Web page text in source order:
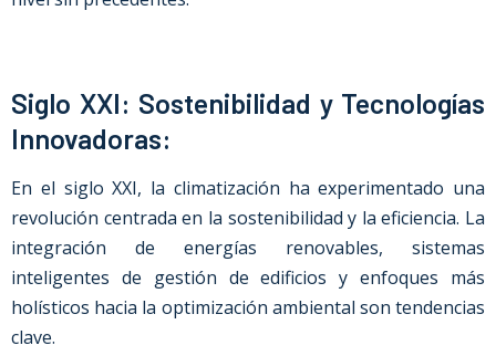
Siglo XXI: Sostenibilidad y Tecnologías
Innovadoras:
En el siglo XXI, la climatización ha experimentado una
revolución centrada en la sostenibilidad y la eficiencia. La
integración de energías renovables, sistemas
inteligentes de gestión de edificios y enfoques más
holísticos hacia la optimización ambiental son tendencias
clave.